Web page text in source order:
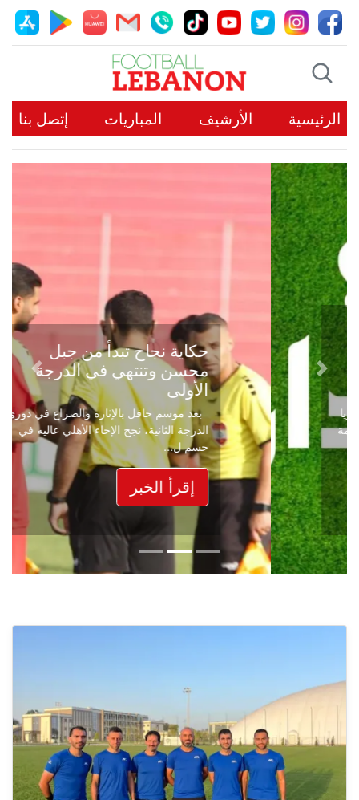
الرئيسية الأرشيف المباريات إتصل بنا
حكاية نجاح تبدأ من جبل
محسن وتنتهي في الدرجة
الأولى
بعد موسم حافل بالإثارة والصراع في دوري
الدرجة الثانية، نجح الإخاء الأهلي عاليه في
حسم ل...
إقرأ الخبر
Previous
Next